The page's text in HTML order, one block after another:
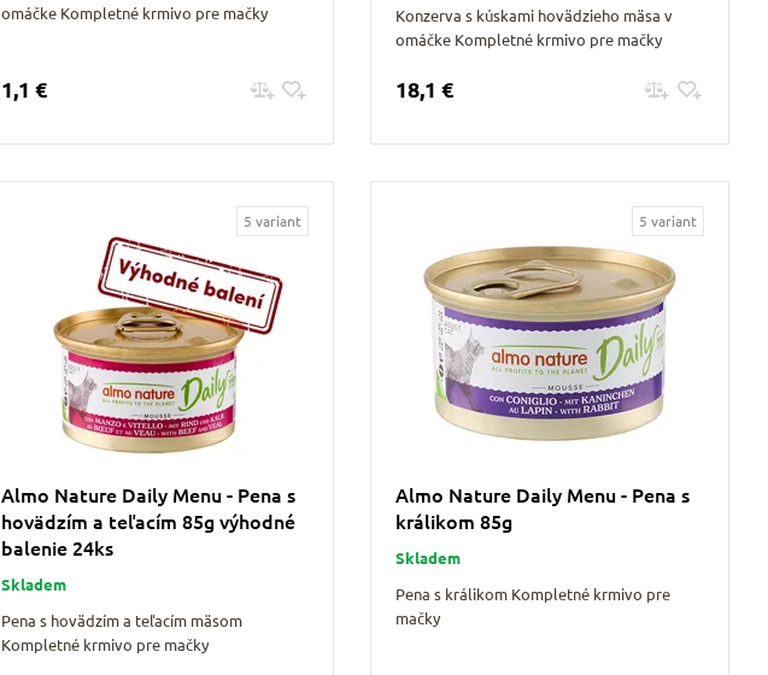
omáčke Kompletné krmivo pre mačky
1,1 €
Konzerva s kúskami hovädzieho mäsa v
omáčke Kompletné krmivo pre mačky
18,1 €
5 variant
Almo Nature Daily Menu - Pena s
hovädzím a teľacím 85g výhodné
balenie 24ks
Skladem
Pena s hovädzím a teľacím mäsom
Kompletné krmivo pre mačky
5 variant
Almo Nature Daily Menu - Pena s
králikom 85g
Skladem
Pena s králikom Kompletné krmivo pre
mačky